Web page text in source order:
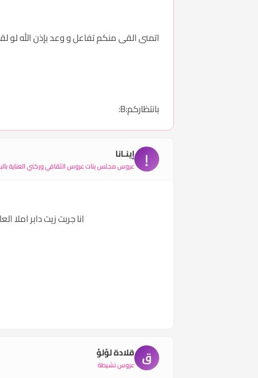
اتمنى القى منكم تفاعل و وعد بإذن الله لو
بانتظاركم:B:
إ إينـانا
عروس مجلس بنات عروس الثقافي وركني العناية
انا جربت زيت دابر
ق قلادة لؤلؤ
عروس نشيطة